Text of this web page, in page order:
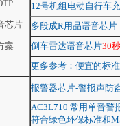
芯片
案
12号机组电动自行车
多段成R用品语音芯片
倒车雷达语音芯片30
更多参考：便宜的标
报警器芯片-警报声防
AC3L710 常用单音警
符合绿色环保标准和